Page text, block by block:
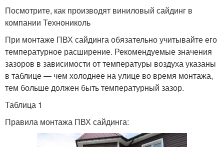
Посмотрите, как производят виниловый сайдинг в
компании Технониколь
При монтаже ПВХ сайдинга обязательно учитывайте его
температурное расширение. Рекомендуемые значения
зазоров в зависимости от температуры воздуха указаны
в таблице — чем холоднее на улице во время монтажа,
тем больше должен быть температурный зазор.
Таблица 1
Правила монтажа ПВХ сайдинга: